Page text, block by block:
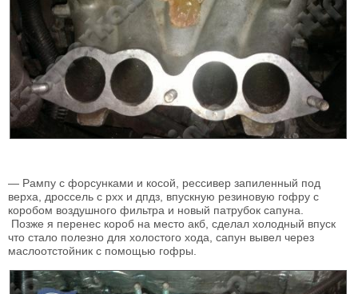
— Рампу с форсунками и косой, рессивер запиленный под
верха, дроссель с рхх и дпдз, впускную резиновую гофру с
коробом воздушного фильтра и новый патрубок сапуна.
Позже я перенес короб на место акб, сделал холодный впуск
что стало полезно для холостого хода, сапун вывел через
маслоотстойник с помощью гофры.